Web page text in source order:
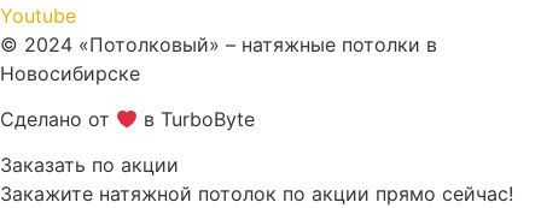
Youtube
© 2024 «Потолковый» – натяжные потолки в
Новосибирске
Сделано от
в TurboByte
Заказать по акции
Закажите натяжной потолок по акции прямо сейчас!